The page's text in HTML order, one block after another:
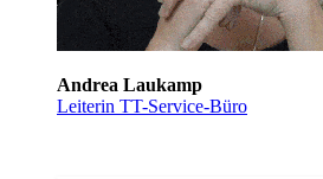
Andrea Laukamp
Leiterin TT-Service-Büro